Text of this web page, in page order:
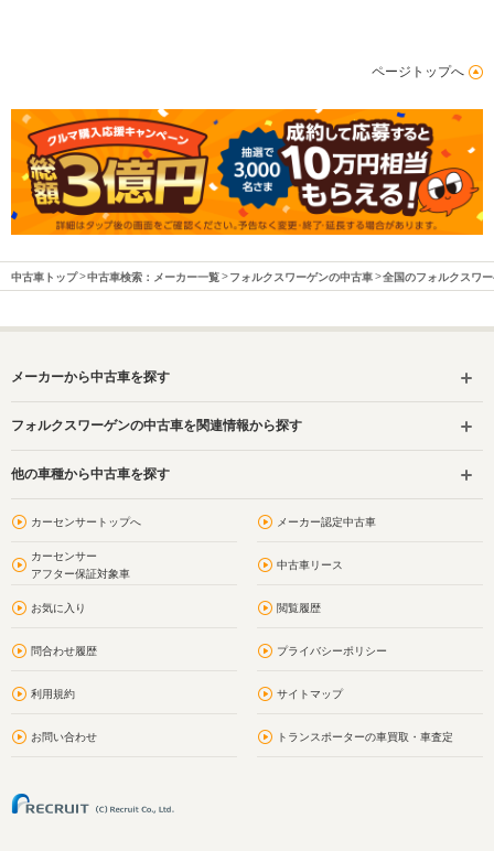
ページトップへ
中古車トップ 中古車検索：メーカー一覧 フォルクスワーゲンの中古車 全国のフォルクスワ
メーカーから中古車を探す
フォルクスワーゲンの中古車を関連情報から探す
他の車種から中古車を探す
カーセンサートップへ メーカー認定中古車
カーセンサー
アフター保証対象車
中古車リース
お気に入り 閲覧履歴
問合わせ履歴 プライバシーポリシー
利用規約 サイトマップ
お問い合わせ トランスポーターの車買取・車査定